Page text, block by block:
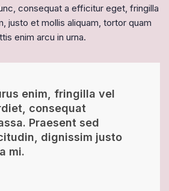
consequat a efficitur eget, fringilla
justo et mollis aliquam, tortor quam
enim arcu in urna.
enim, fringilla vel
consequat
Praesent sed
dignissim justo
mi.